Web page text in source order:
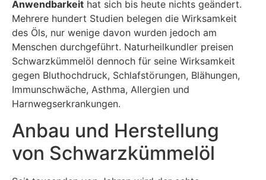
Anwendbarkeit hat sich bis heute nichts geändert.
Mehrere hundert Studien belegen die Wirksamkeit
des Öls, nur wenige davon wurden jedoch am
Menschen durchgeführt. Naturheilkundler preisen
Schwarzkümmelöl dennoch für seine Wirksamkeit
gegen Bluthochdruck, Schlafstörungen, Blähungen,
Immunschwäche, Asthma, Allergien und
Harnwegserkrankungen.
Anbau und Herstellung
von Schwarzkümmelöl